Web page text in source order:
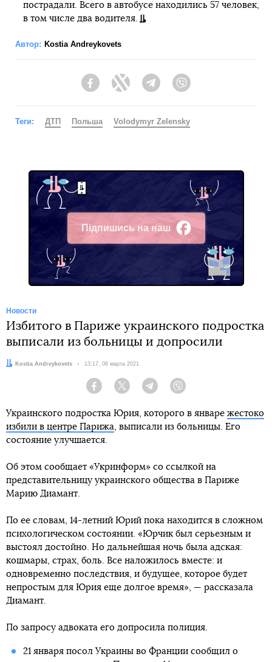
пострадали. Всего в автобусе находились 57 человек,
в том числе два водителя.
Автор: Kostia Andreykovets
FacebookTwitter Telegram
Теги: ДТП Польша Volodymyr Zelensky
Підпишись на наш
Facebook
Новости
Избитого в Париже украинского подростка
выписали из больницы и допросили
Автор:Kostia Andreykovets Дата:
13:17, 06 марта 2021
Facebook Twitter Telegram
Украинского подростка Юрия, которого в январе жестоко
избили в центре Парижа, выписали из больницы. Его
состояние улучшается.
Об этом сообщает «Укринформ» со ссылкой на
представительницу украинского общества в Париже
Марию Диамант.
По ее словам, 14-летний Юрий пока находится в сложном
психологическом состоянии. «Юрчик был серьезным и
выстоял достойно. Но дальнейшая ночь была адская:
кошмары, страх, боль. Все наложилось вместе: и
одновременно последствия, и будущее, которое будет
непростым для Юрия еще долгое время», — рассказала
Диамант.
По запросу адвоката его допросила полиция.
21 января посол Украины во Франции сообщил о